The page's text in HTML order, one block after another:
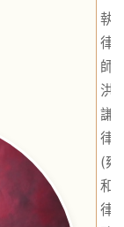
執
律
師
洪
謙
律
(雍
和
律